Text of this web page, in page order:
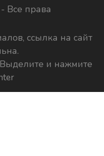
- Все права
ссылка на сайт
и нажмите